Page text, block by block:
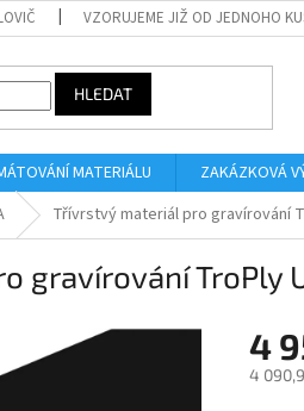
VZORUJEME JIŽ OD JEDNOHO
HLEDAT
MATERIÁLU ZAKÁZKOVÁ
Třívrstvý materiál pro gravírování
gravírování TroPly
4
4